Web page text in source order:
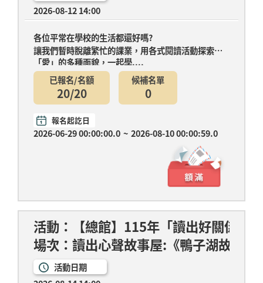
2026-08-12 14:00
各位平常在學校的生活都還好嗎?
讓我們暫時脫離繁忙的課業，用各式閱讀活動探索
「愛」的多種面貌，一起學....
已報名/名額
20/20
候補名單
0
報名起訖日
2026-06-29 00:00:00.0 ~ 2026-08-10 00:00:59.0
活動：【總館】115年「讀出好關係」
場次：讀出心聲故事屋:《鴨子湖故事-
活動日期